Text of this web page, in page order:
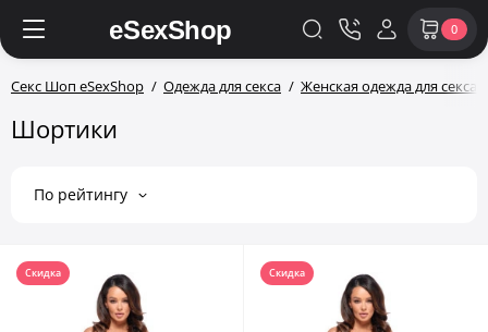
0
Секс Шоп eSexShop Одежда для секса Женская одежда для секса
Шортики
По рейтингу
Скидка Скидка